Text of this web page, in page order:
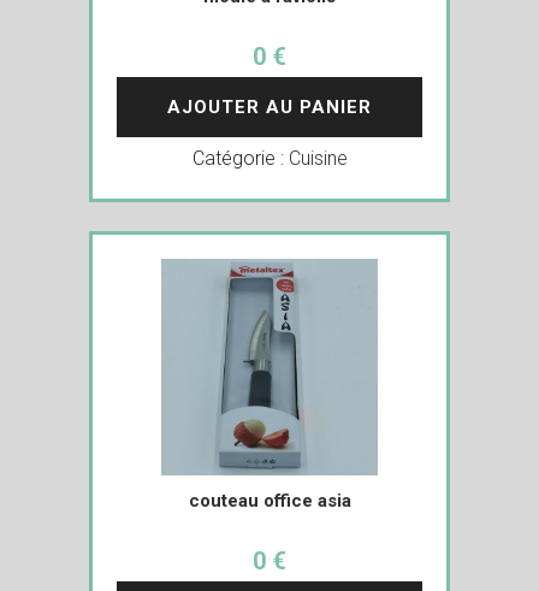
0 €
AJOUTER AU PANIER
Catégorie : Cuisine
couteau office asia
0 €